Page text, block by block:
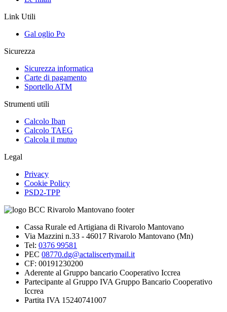
Link Utili
Gal oglio Po
Sicurezza
Sicurezza informatica
Carte di pagamento
Sportello ATM
Strumenti utili
Calcolo Iban
Calcolo TAEG
Calcola il mutuo
Legal
Privacy
Cookie Policy
PSD2-TPP
Cassa Rurale ed Artigiana di Rivarolo Mantovano
Via Mazzini n.33 - 46017 Rivarolo Mantovano (Mn)
Tel: 0376 99581
PEC 08770.dg@actaliscertymail.it
CF: 00191230200
Aderente al Gruppo bancario Cooperativo Iccrea
Partecipante al Gruppo IVA Gruppo Bancario Cooperativo
Iccrea
Partita IVA 15240741007